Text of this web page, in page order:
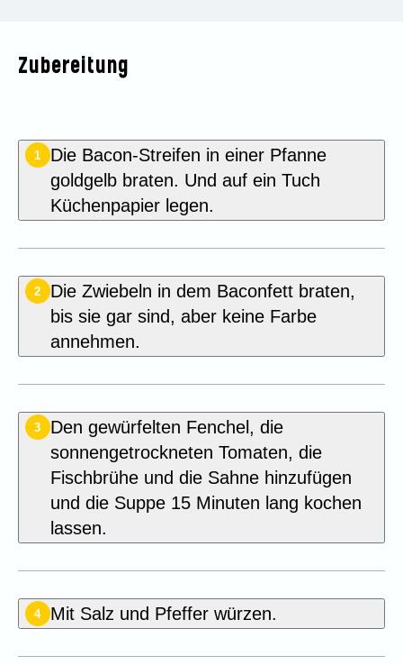
Zubereitung
1
Die Bacon-Streifen in einer Pfanne
goldgelb braten. Und auf ein Tuch
Küchenpapier legen.
2
Die Zwiebeln in dem Baconfett braten,
bis sie gar sind, aber keine Farbe
annehmen.
3
Den gewürfelten Fenchel, die
sonnengetrockneten Tomaten, die
Fischbrühe und die Sahne hinzufügen
und die Suppe 15 Minuten lang kochen
lassen.
4 Mit Salz und Pfeffer würzen.